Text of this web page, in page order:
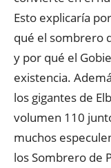
Esto explicaría
qué el sombrero
y por qué el
existencia.
los gigantes de
volumen 110
muchos
los Sombrero de